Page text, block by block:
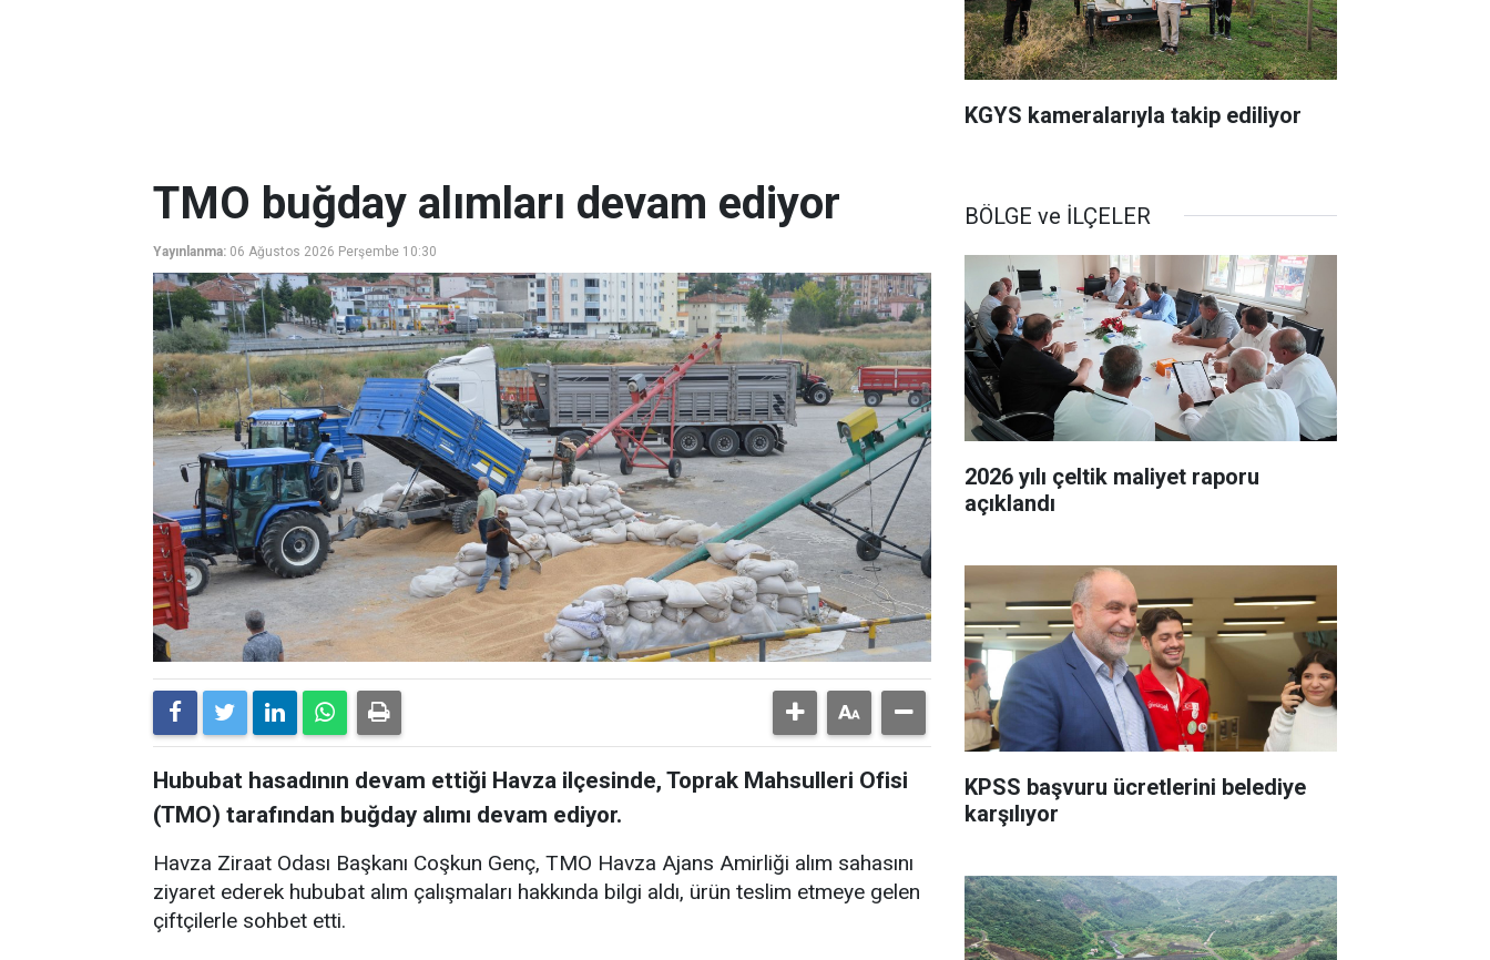
KGYS kameralarıyla takip ediliyor
TMO buğday alımları devam ediyor
Yayınlanma: 06 Ağustos 2026 Perşembe 10:30
Hububat hasadının devam ettiği Havza ilçesinde, Toprak Mahsulleri Ofisi
(TMO) tarafından buğday alımı devam ediyor.
Havza Ziraat Odası Başkanı Coşkun Genç, TMO Havza Ajans Amirliği alım sahasını
ziyaret ederek hububat alım çalışmaları hakkında bilgi aldı, ürün teslim etmeye gelen
çiftçilerle sohbet etti.
BÖLGE ve İLÇELER
2026 yılı çeltik maliyet raporu
açıklandı
KPSS başvuru ücretlerini belediye
karşılıyor